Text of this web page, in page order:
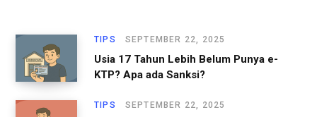
o
TIPS SEPTEMBER 22, 2025
Usia 17 Tahun Lebih Belum Punya e-
KTP? Apa ada Sanksi?
TIPS SEPTEMBER 22, 2025